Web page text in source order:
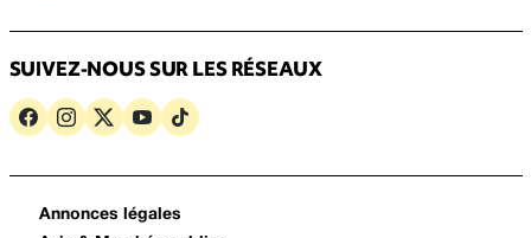
SUIVEZ-NOUS SUR LES RÉSEAUX
Annonces légales